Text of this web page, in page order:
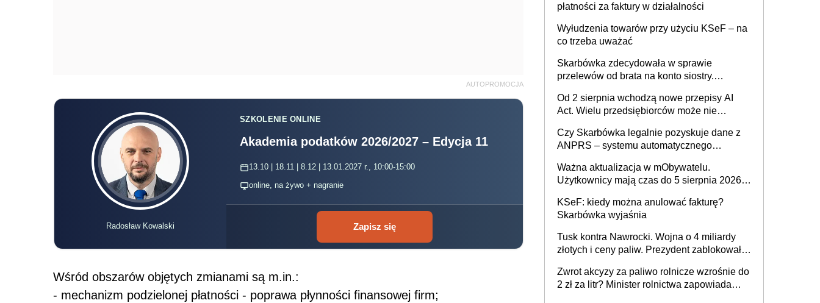
AUTOPROMOCJA
Radosław Kowalski
SZKOLENIE ONLINE
Akademia podatków 2026/2027 – Edycja 11
13.10 | 18.11 | 8.12 | 13.01.2027 r., 10:00-15:00
online, na żywo + nagranie
Zapisz się
Wśród obszarów objętych zmianami są m.in.:
- mechanizm podzielonej płatności - poprawa płynności finansowej firm;
płatności za faktury w działalności
Wyłudzenia towarów przy użyciu KSeF – na
co trzeba uważać
Skarbówka zdecydowała w sprawie
przelewów od brata na konto siostry.
darowizna, ale podatku jednak nie będzie
Od 2 sierpnia wchodzą nowe przepisy AI
Act. Wielu przedsiębiorców może nie
Czy Skarbówka legalnie pozyskuje dane z
ANPRS – systemu automatycznego
pojazdów z kamer drogowych?
Ważna aktualizacja w mObywatelu.
Użytkownicy mają czas do 5 sierpnia 2026
KSeF: kiedy można anulować fakturę?
Skarbówka wyjaśnia
Tusk kontra Nawrocki. Wojna o 4 miliardy
złotych i ceny paliw. Prezydent zablokował
wymierzonym we wszystkich polskich
kierowców”
Zwrot akcyzy za paliwo rolnicze wzrośnie do
2 zł za litr? Minister rolnictwa zapowiada